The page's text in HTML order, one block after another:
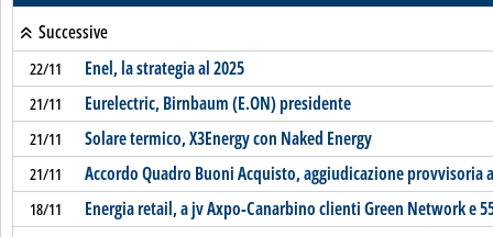
Successive
22/11 Enel, la strategia al 2025
21/11 Eurelectric, Birnbaum (E.ON) presidente
21/11 Solare termico, X3Energy con Naked Energy
21/11 Accordo Quadro Buoni Acquisto, aggiudicazione provvisoria
18/11 Energia retail, a jv Axpo-Canarbino clienti Green Network e